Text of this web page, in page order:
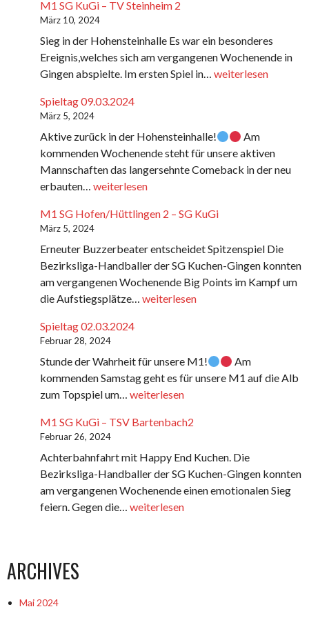
M1 SG KuGi – TV Steinheim 2
März 10, 2024
Sieg in der Hohensteinhalle Es war ein besonderes
Ereignis,welches sich am vergangenen Wochenende in
Gingen abspielte. Im ersten Spiel in… M1
TV
Steinheim
2
weiterlesen
Spieltag 09.03.2024
März 5, 2024
Aktive zurück in der Hohensteinhalle!
Am
kommenden Wochenende steht für unsere aktiven
Mannschaften das langersehnte Comeback in der neu
erbauten… Spieltag
weiterlesen
M1 SG Hofen/Hüttlingen 2 – SG KuGi
März 5, 2024
Erneuter Buzzerbeater entscheidet Spitzenspiel Die
Bezirksliga-Handballer der SG Kuchen-Gingen konnten
am vergangenen Wochenende Big Points im Kampf um
die Aufstiegsplätze… M1
–
SG
KuGi
weiterlesen
Spieltag 02.03.2024
Februar 28, 2024
Stunde der Wahrheit für unsere M1!
Am
kommenden Samstag geht es für unsere M1 auf die Alb
zum Topspiel um… Spieltag
weiterlesen
M1 SG KuGi – TSV Bartenbach2
Februar 26, 2024
Achterbahnfahrt mit Happy End Kuchen. Die
Bezirksliga-Handballer der SG Kuchen-Gingen konnten
am vergangenen Wochenende einen emotionalen Sieg
feiern. Gegen die… M1
weiterlesen
ARCHIVES
Mai 2024